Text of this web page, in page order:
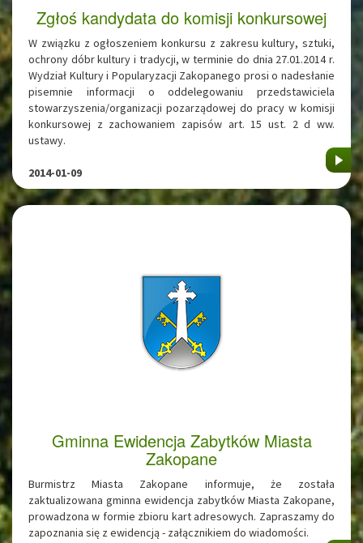
Zgłoś kandydata do komisji konkursowej
W związku z ogłoszeniem konkursu z zakresu kultury, sztuki,
ochrony dóbr kultury i tradycji, w terminie do dnia 27.01.2014 r.
Wydział Kultury i Popularyzacji Zakopanego prosi o nadesłanie
pisemnie informacji o oddelegowaniu przedstawiciela
stowarzyszenia/organizacji pozarządowej do pracy w komisji
konkursowej z zachowaniem zapisów art. 15 ust. 2 d ww.
ustawy.
2014-01-09
Gminna Ewidencja Zabytków Miasta
Zakopane
Burmistrz Miasta Zakopane informuje, że została
zaktualizowana gminna ewidencja zabytków Miasta Zakopane,
prowadzona w formie zbioru kart adresowych. Zapraszamy do
zapoznania się z ewidencją - załącznikiem do wiadomości.